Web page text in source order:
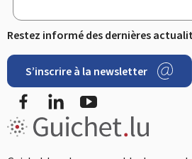
Restez informé des dernières
S’inscrire à la newsletter
FacebookLinkedIn